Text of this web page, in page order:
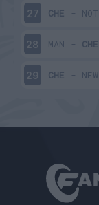
27 CHE - NOT
28 MAN - CHE
29 CHE - NEW